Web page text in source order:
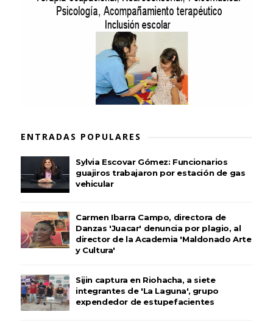
ENTRADAS POPULARES
Sylvia Escovar Gómez: Funcionarios
guajiros trabajaron por estación de gas
vehicular
Carmen Ibarra Campo, directora de
Danzas 'Juacar' denuncia por plagio, al
director de la Academia 'Maldonado Arte
y Cultura'
Sijin captura en Riohacha, a siete
integrantes de 'La Laguna', grupo
expendedor de estupefacientes